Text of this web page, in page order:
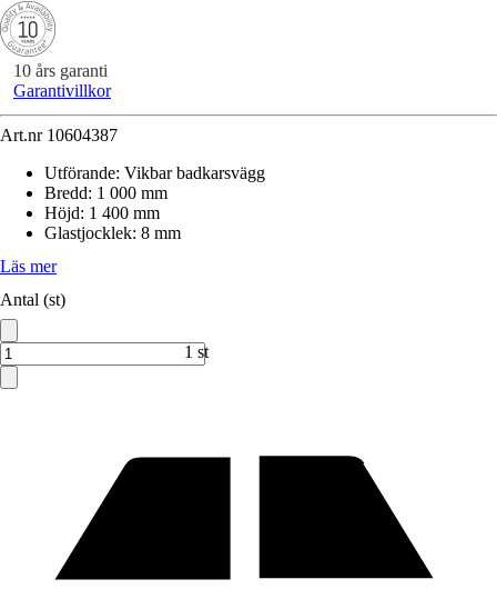
10 års garanti
Garantivillkor
Art.nr 10604387
Utförande: Vikbar badkarsvägg
Bredd: 1 000 mm
Höjd: 1 400 mm
Glastjocklek: 8 mm
Läs mer
Antal (st)
1 st